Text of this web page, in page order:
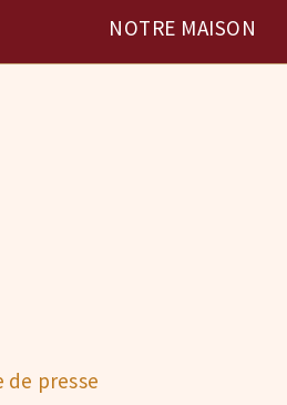
NOTRE MAISON
de presse